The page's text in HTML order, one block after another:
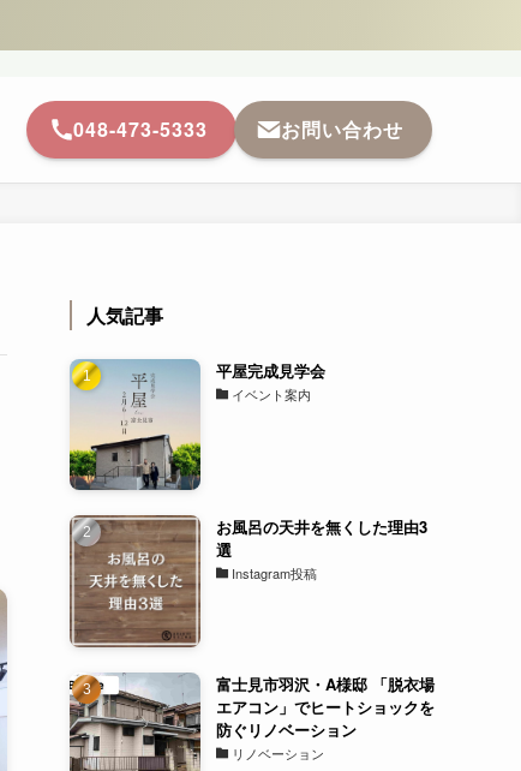
048-473-5333 お問い合わせ
人気記事
平屋完成見学会
イベント案内
お風呂の天井を無くした理由3
選
Instagram投稿
富士見市羽沢・A様邸 「脱衣場
エアコン」でヒートショックを
防ぐリノベーション
リノベーション